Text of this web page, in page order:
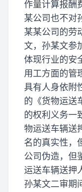
作量计算报酬
某公司也不对
某某公司的劳
文，孙某文参
体现行业的安
用工方面的管
具有人身依附
的《货物运送
的权利义务一
物运送车辆送
名的真实性，
公司伪造，但
运送车辆送押
孙某文二审期